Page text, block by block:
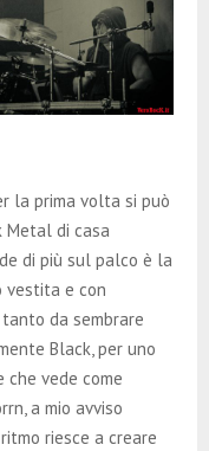
la prima volta si può
Metal di casa
di più sul palco è la
vestita e con
da sembrare
Black, per uno
vede come
a mio avviso
riesce a creare